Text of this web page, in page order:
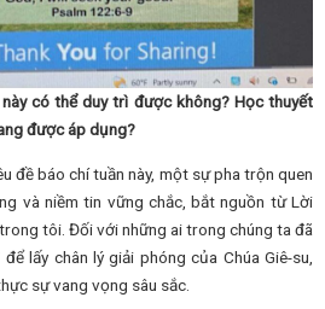
có thể duy trì được không? Học thuyết
được áp dụng?
đề báo chí tuần này, một sự pha trộn quen
và niềm tin vững chắc, bắt nguồn từ Lời
tôi. Đối với những ai trong chúng ta đã
lấy chân lý giải phóng của Chúa Giê-su,
sự vang vọng sâu sắc.